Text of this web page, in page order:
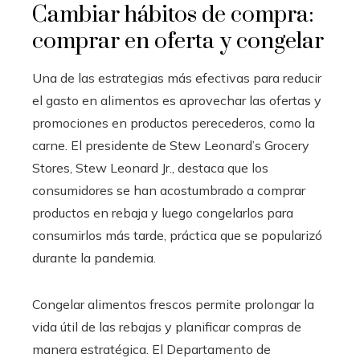
Cambiar hábitos de compra:
comprar en oferta y congelar
Una de las estrategias más efectivas para reducir
el gasto en alimentos es aprovechar las ofertas y
promociones en productos perecederos, como la
carne. El presidente de Stew Leonard’s Grocery
Stores, Stew Leonard Jr., destaca que los
consumidores se han acostumbrado a comprar
productos en rebaja y luego congelarlos para
consumirlos más tarde, práctica que se popularizó
durante la pandemia.
Congelar alimentos frescos permite prolongar la
vida útil de las rebajas y planificar compras de
manera estratégica. El Departamento de